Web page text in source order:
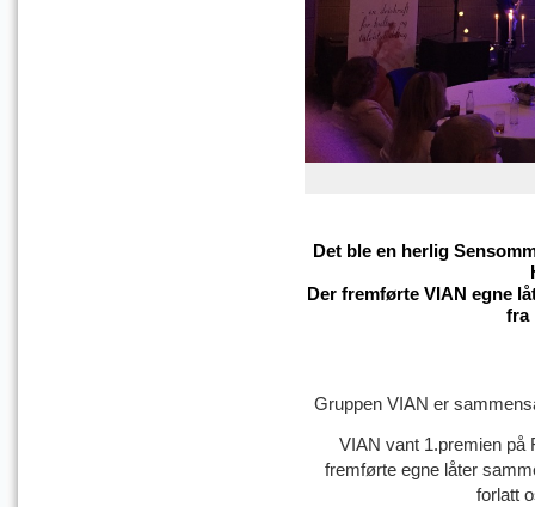
Det ble en herlig
Der fremførte VIAN egne
fra
Gruppen VIAN er
VIAN vant 1.premien på
fremførte egne låter
forlatt